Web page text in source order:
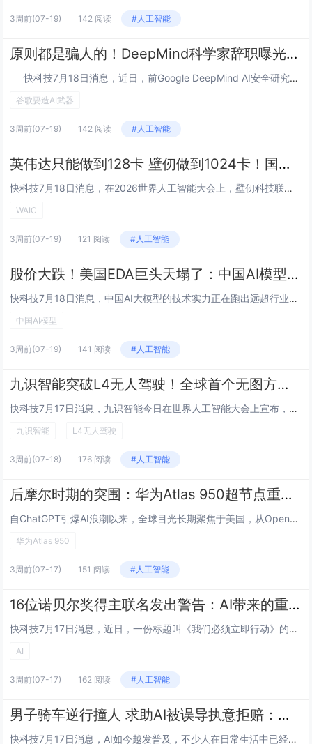
3周前(07-19) 142 阅读 #人工智能
原则都是骗人的！DeepMind科学家辞职曝光内幕：谷歌要造AI武器
快科技7月18日消息，近日，前Google DeepMind AI安全研究员Alex Turner公开发表万字辞职长文，指控谷歌与五角大楼签署了毫无红线的军事AI合作协议。Turner在DeepMind从事AI安全研究超过两年。他...
谷歌要造AI武器
3周前(07-19) 142 阅读 #人工智能
英伟达只能做到128卡 壁仞做到1024卡！国产光互连超节点WAIC首发
快科技7月18日消息，在2026世界人工智能大会上，壁仞科技联合曦智科技与中兴通讯首次公开了光跃LightSphere X光互连超节点，以1024张GPU卡的集群规模引发行业震动。作为对比，英伟达当前基于传统电互联方案的单集群上限约为128...
WAIC
3周前(07-19) 121 阅读 #人工智能
股价大跌！美国EDA巨头天塌了：中国AI模型48小时跑通芯片设计
快科技7月18日消息，中国AI大模型的技术实力正在跑出远超行业预期的增长速度，最新发布的Kimi K3居然只用48小时就全程跑通了完整芯片设计流程，直接给长期依托垄断优势限制国内半导体产业发展的EDA封锁，打出了全新的破局可能性。据官方披露...
中国AI模型
3周前(07-19) 141 阅读 #人工智能
九识智能突破L4无人驾驶！全球首个无图方案规模化量产
快科技7月17日消息，九识智能今日在世界人工智能大会上宣布，公司已实现L4级无人驾驶无图方案的规模化量产，成为全球首家达成此成就的企业。目前，该技术已在九识智能新增运营路线中实现30%的渗透率，预计到本月底，L4无图运营里程将突破4万公里。...
九识智能 L4无人驾驶
3周前(07-18) 176 阅读 #人工智能
后摩尔时期的突围：华为Atlas 950超节点重构国产AI算力体系
自ChatGPT引爆AI浪潮以来，全球目光长期聚焦于美国，从OpenAI、Anthropic，再到英伟达、微软、谷歌，无一不是聚光灯下的行业宠儿。但随着竞争进入下半场，AI开始从模型能力的比拼迈向产业落地与实体应用，被誉为“工业巨兽”的中国...
华为Atlas 950
3周前(07-17) 151 阅读 #人工智能
16位诺贝尔奖得主联名发出警告：AI带来的重大失业潮即将到来
快科技7月17日消息，近日，一份标题叫《我们必须立即行动》的紧急声明引发广泛关注。这份声明的签名阵容相当震撼，包括16位诺贝尔奖得主在内的共200多名全球顶尖专家。声明正文篇幅不长，但警告很直白：AI正以从未有过的速度和规模，重塑整个经济版...
AI
3周前(07-17) 162 阅读 #人工智能
男子骑车逆行撞人 求助AI被误导执意拒赔：法院判了
快科技7月17日消息，AI如今越发普及，不少人在日常生活中已经完全离不开，然而，如果偏听偏信，很可能会被误导，甚至造成严重后果。近日，武汉市蔡甸区人民法院就公示了一起因为过渡相信Ai而导致的理赔纠纷案件。案件回顾：马某驾驶电动自行车与何某驾...